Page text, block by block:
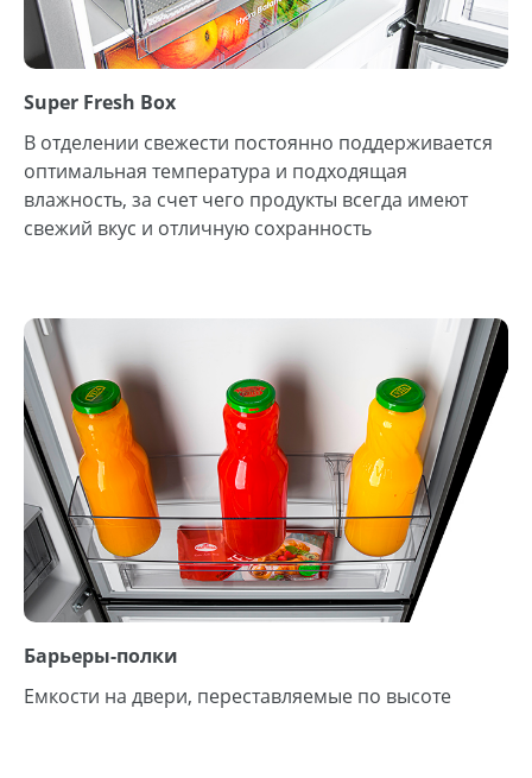
Super Fresh Box
В отделении свежести постоянно поддерживается
оптимальная температура и подходящая
влажность, за счет чего продукты всегда имеют
свежий вкус и отличную сохранность
Барьеры-полки
Емкости на двери, переставляемые по высоте